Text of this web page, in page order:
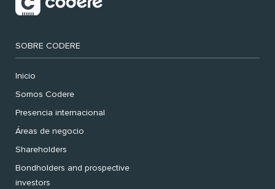
SOBRE CODERE
Inicio
Somos Codere
Presencia internacional
Áreas de negocio
Shareholders
Bondholders and prospective
investors